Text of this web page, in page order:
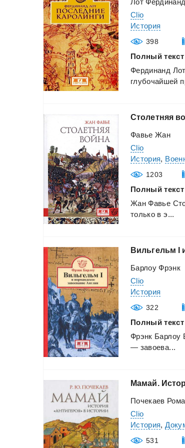
Лот Фердинанд
Clio
История
398
Полный текст
Фердинанд Лот
глубочайшей
Столетняя
Фавье Жан
Clio
История,
1203
Полный текст
Жан Фавье
только в э...
Вильгельм
Барлоу Фрэнк
Clio
История
322
Полный текст
Фрэнк Барлоу
— завоева...
Мамай.
Почекаев
Clio
История,
531